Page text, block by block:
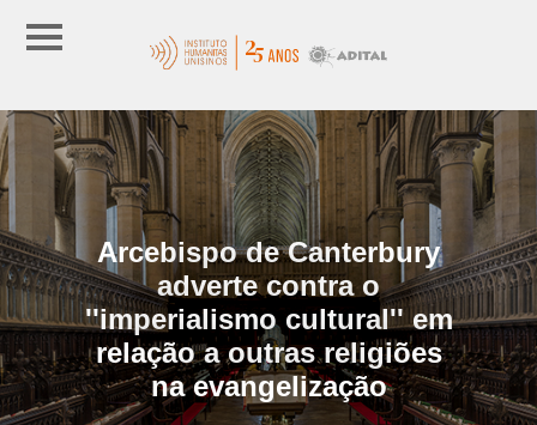
Arcebispo de Canterbury
adverte contra o
''imperialismo cultural'' em
relação a outras religiões
na evangelização